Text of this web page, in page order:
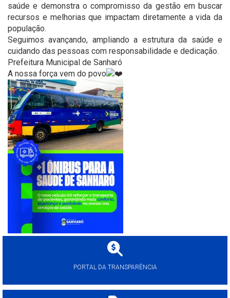
saúde e demonstra o compromisso da gestão em buscar
recursos e melhorias que impactam diretamente a vida da
população.
Seguimos avançando, ampliando a estrutura da saúde e
cuidando das pessoas com responsabilidade e dedicação.
Prefeitura Municipal de Sanharó
A nossa força vem do povo
PORTAL DA TRANSPARÊNCIA